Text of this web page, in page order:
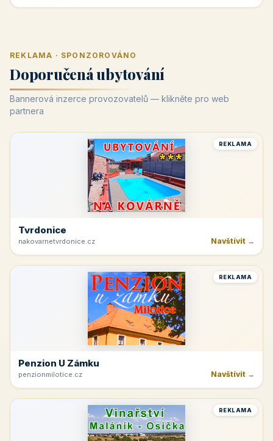
REKLAMA · SPONZOROVÁNO
Doporučená ubytování
Bannerová inzerce provozovatelů — klikněte pro web
partnera
REKLAMA
Tvrdonice
nakovarnetvrdonice.cz Navštívit →
REKLAMA
Penzion U Zámku
penzionmilotice.cz Navštívit →
REKLAMA